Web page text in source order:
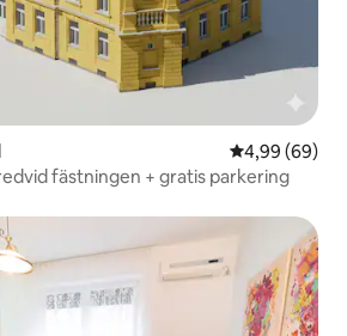
4,99 av 5 i
4,99 (69)
fästningen + gratis parkering